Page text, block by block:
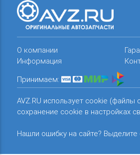
О компании
Информация
Принимаем:
AVZ.RU использует cookie
сохранение cookie в настройках
Нашли ошибку на сайте?